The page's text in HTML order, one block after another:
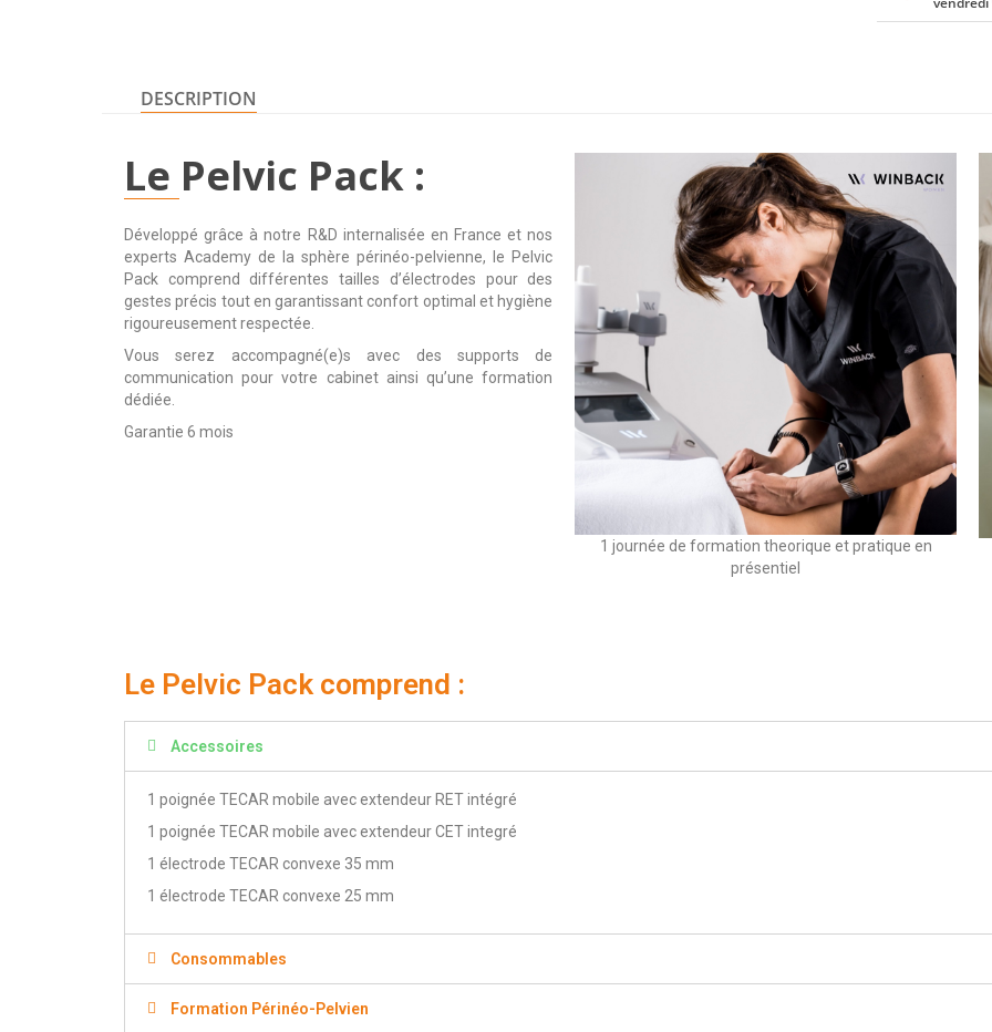
DESCRIPTION
Le Pelvic Pack :
Développé grâce à notre R&D internalisée en France et nos
experts Academy de la sphère périnéo-pelvienne, le Pelvic
Pack comprend différentes tailles d’électrodes pour des
gestes précis tout en garantissant confort optimal et hygiène
rigoureusement respectée.
Vous serez accompagné(e)s avec des supports de
communication pour votre cabinet ainsi qu’une formation
dédiée.
Garantie 6 mois
1 journée de formation theorique et pratique en
présentiel
Le Pelvic Pack comprend :
Accessoires
1 poignée TECAR mobile avec extendeur RET intégré
1 poignée TECAR mobile avec extendeur CET integré
1 électrode TECAR convexe 35 mm
1 électrode TECAR convexe 25 mm
Consommables
Formation Périnéo-Pelvien